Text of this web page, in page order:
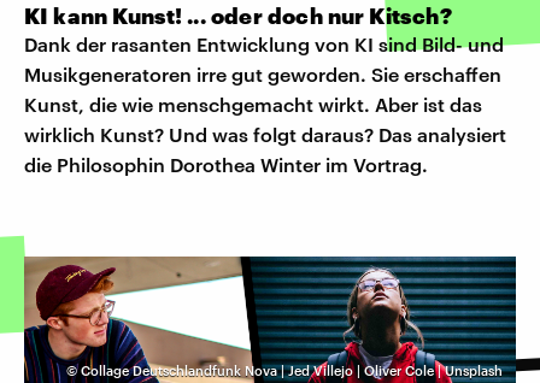
KI kann Kunst! ... oder doch nur Kitsch?
Dank der rasanten Entwicklung von KI sind Bild- und
Musikgeneratoren irre gut geworden. Sie erschaffen
Kunst, die wie menschgemacht wirkt. Aber ist das
wirklich Kunst? Und was folgt daraus? Das analysiert
die Philosophin Dorothea Winter im Vortrag.
©Collage Deutschlandfunk Nova | Jed Villejo | Oliver Cole | Unsplash